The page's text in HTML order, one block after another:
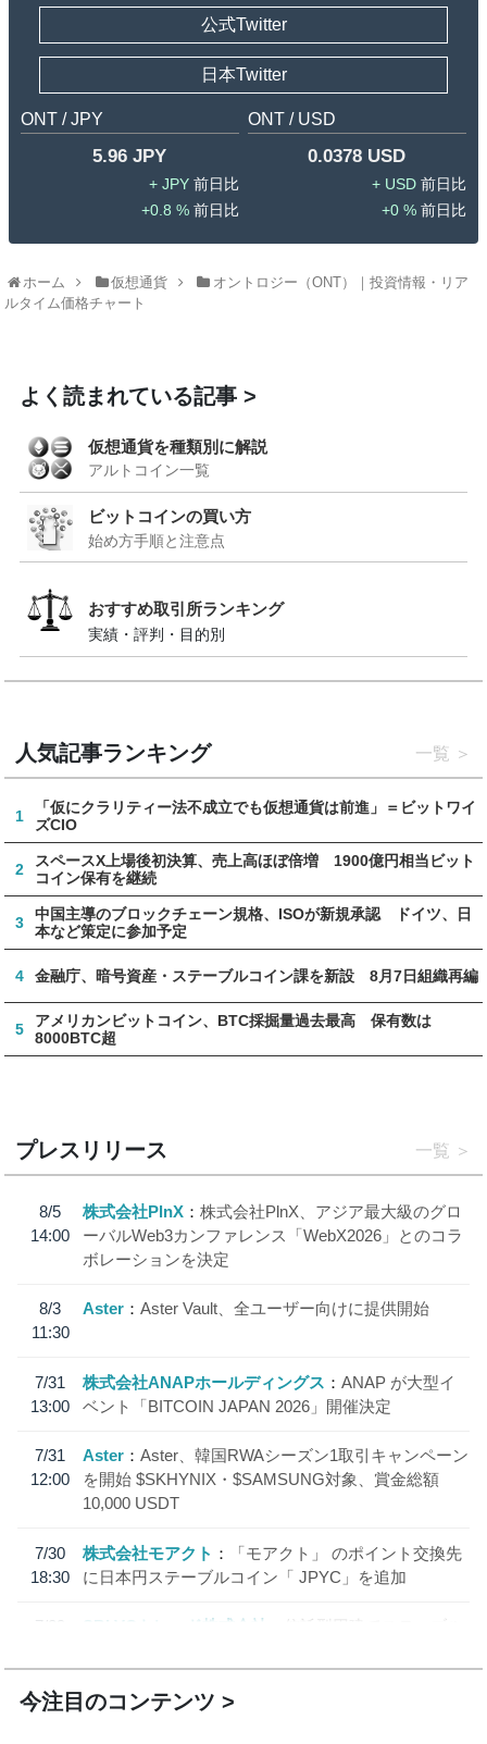
公式Twitter
日本Twitter
ONT / JPY
5.96 JPY
JPY
0.8 %
ONT / USD
0.0378 USD
USD
0 %
ホーム 仮想通貨
オントロジー（ONT）｜投資情報・リア
ルタイム価格チャート
よく読まれている記事
仮想通貨を種類別に解説
アルトコイン一覧
ビットコインの買い方
始め方手順と注意点
おすすめ取引所ランキング
実績・評判・目的別
人気記事ランキング 一覧
1
「仮にクラリティー法不成立でも仮想通貨は前進」＝ビットワイ
ズCIO
2
スペースX上場後初決算、売上高ほぼ倍増 1900億円相当ビット
コイン保有を継続
3
中国主導のブロックチェーン規格、ISOが新規承認 ドイツ、日
本など策定に参加予定
4 金融庁、暗号資産・ステーブルコイン課を新設 8月7日組織再編
5
アメリカンビットコイン、BTC採掘量過去最高 保有数は
8000BTC超
プレスリリース 一覧
8/5
14:00
株式会社PlnX
株式会社PlnX、アジア最大級のグロ
ーバルWeb3カンファレンス「WebX2026」とのコラ
ボレーションを決定
8/3
11:30
Aster Aster Vault、全ユーザー向けに提供開始
7/31
13:00
株式会社ANAPホールディングス
ANAP が大型イ
ベント「BITCOIN JAPAN 2026」開催決定
7/31
12:00
Aster
Aster、韓国RWAシーズン1取引キャンペーン
を開始 $SKHYNIX・$SAMSUNG対象、賞金総額
10,000 USDT
7/30
18:30
株式会社モアクト
「モアクト」 のポイント交換先
に日本円ステーブルコイン「 JPYC」を追加
7/29
SBI VCトレード株式会社
信託型円建てステーブル
今注目のコンテンツ